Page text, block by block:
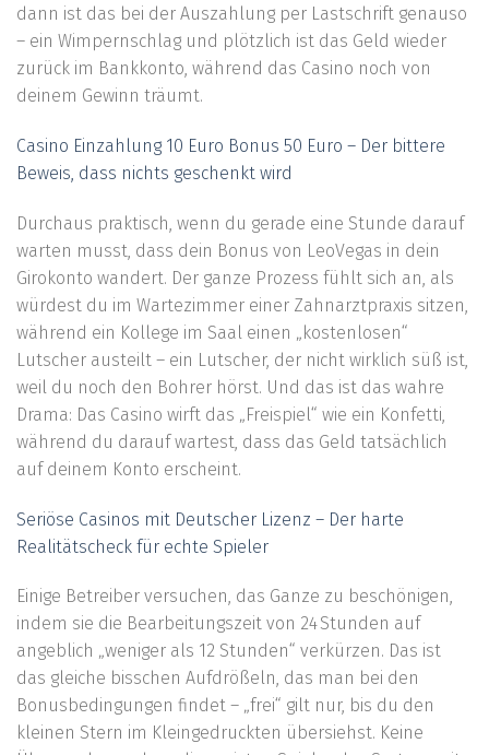
dann ist das bei der Auszahlung per Lastschrift genauso
– ein Wimpernschlag und plötzlich ist das Geld wieder
zurück im Bankkonto, während das Casino noch von
deinem Gewinn träumt.
Casino Einzahlung 10 Euro Bonus 50 Euro – Der bittere
Beweis, dass nichts geschenkt wird
Durchaus praktisch, wenn du gerade eine Stunde darauf
warten musst, dass dein Bonus von LeoVegas in dein
Girokonto wandert. Der ganze Prozess fühlt sich an, als
würdest du im Wartezimmer einer Zahnarztpraxis sitzen,
während ein Kollege im Saal einen „kostenlosen“
Lutscher austeilt – ein Lutscher, der nicht wirklich süß ist,
weil du noch den Bohrer hörst. Und das ist das wahre
Drama: Das Casino wirft das „Freispiel“ wie ein Konfetti,
während du darauf wartest, dass das Geld tatsächlich
auf deinem Konto erscheint.
Seriöse Casinos mit Deutscher Lizenz – Der harte
Realitätscheck für echte Spieler
Einige Betreiber versuchen, das Ganze zu beschönigen,
indem sie die Bearbeitungszeit von 24 Stunden auf
angeblich „weniger als 12 Stunden“ verkürzen. Das ist
das gleiche bisschen Aufdrößeln, das man bei den
Bonusbedingungen findet – „frei“ gilt nur, bis du den
kleinen Stern im Kleingedruckten übersiehst. Keine